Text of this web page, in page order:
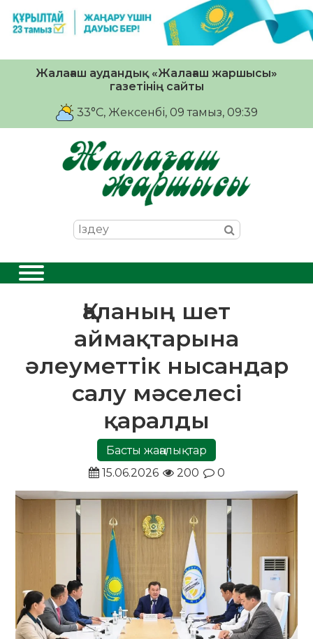
Жалағаш аудандық «Жалағаш жаршысы»
газетінің сайты
33°C, Жексенбі, 09 тамыз, 09:39
Қаланың шет
аймақтарына
әлеуметтік нысандар
салу мәселесі
қаралды
Басты жаңалықтар
15.06.2026
200 0